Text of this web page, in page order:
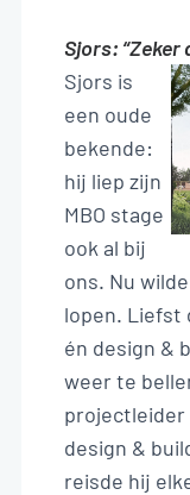
Vacatures
Stages
NL
Sjors:
Sjors is
een oude
bekende:
hij liep zijn
MBO stage
ook al bij
ons. Nu
lopen. Liefst
én design &
weer te
projectleider
design &
reisde hij